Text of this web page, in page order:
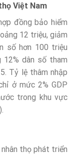
Việt Nam
đồng bảo hiểm
12 triệu, giảm
số hơn 100 triệu
dân số tham
Tỷ lệ thâm nhập
ở mức 2% GDP
trong khu vực
thọ phát triển